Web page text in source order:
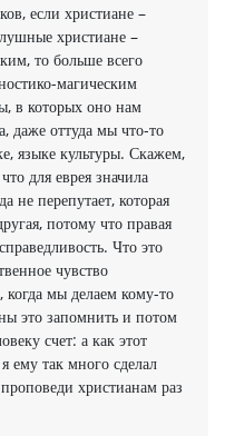
если христиане –
христиане –
то больше всего
магическим
в которых оно нам
даже оттуда мы что-то
языке культуры. Скажем,
для еврея значила
не перепутает, которая
потому что правая
Что это
чувство
когда мы делаем кому-то
это запомнить и потом
счет: а как этот
ему так много сделал
христианам раз